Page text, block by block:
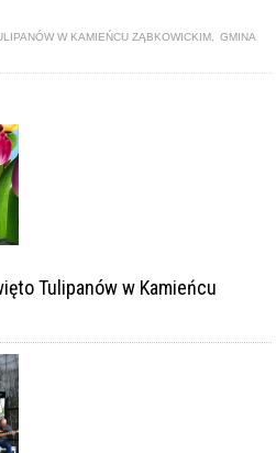
W KAMIEŃCU ZĄBKOWICKIM, GMINA
Tulipanów w Kamieńcu